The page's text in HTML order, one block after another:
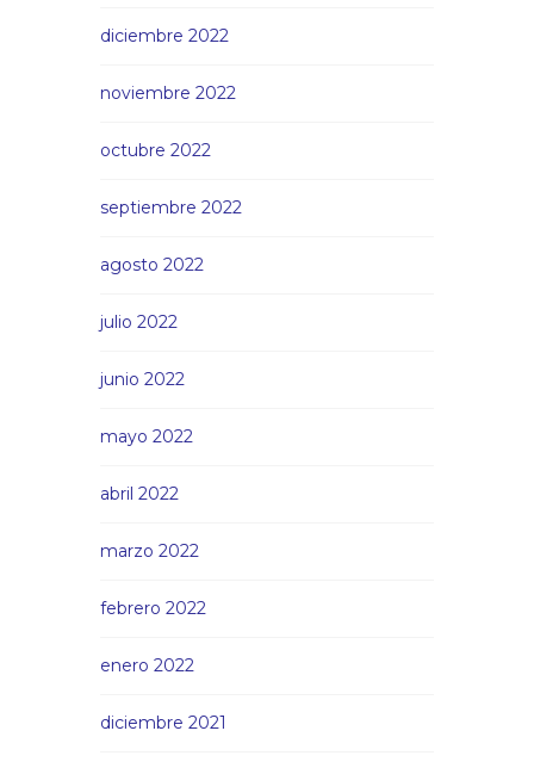
diciembre 2022
noviembre 2022
octubre 2022
septiembre 2022
agosto 2022
julio 2022
junio 2022
mayo 2022
abril 2022
marzo 2022
febrero 2022
enero 2022
diciembre 2021